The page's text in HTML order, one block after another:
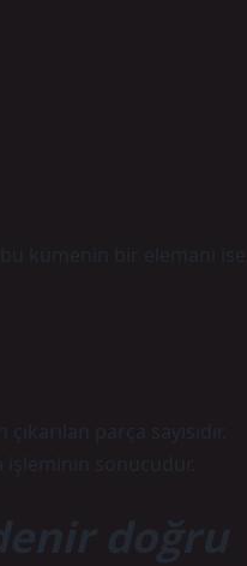
kümenin bir elemanı ise,
parça sayısıdır.
sonucudur.
doğru